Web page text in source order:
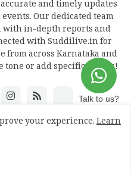
and timely updates
Our dedicated team
with in-depth reports and
with Suddilive.in for
from across Karnataka and
tone or add specific details!
your experience.Learn
Talk to us?